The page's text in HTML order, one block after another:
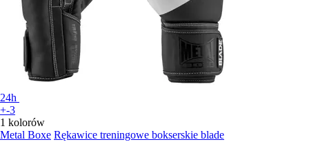
24h
+-3
1 kolorów
Metal Boxe Rękawice treningowe bokserskie blade